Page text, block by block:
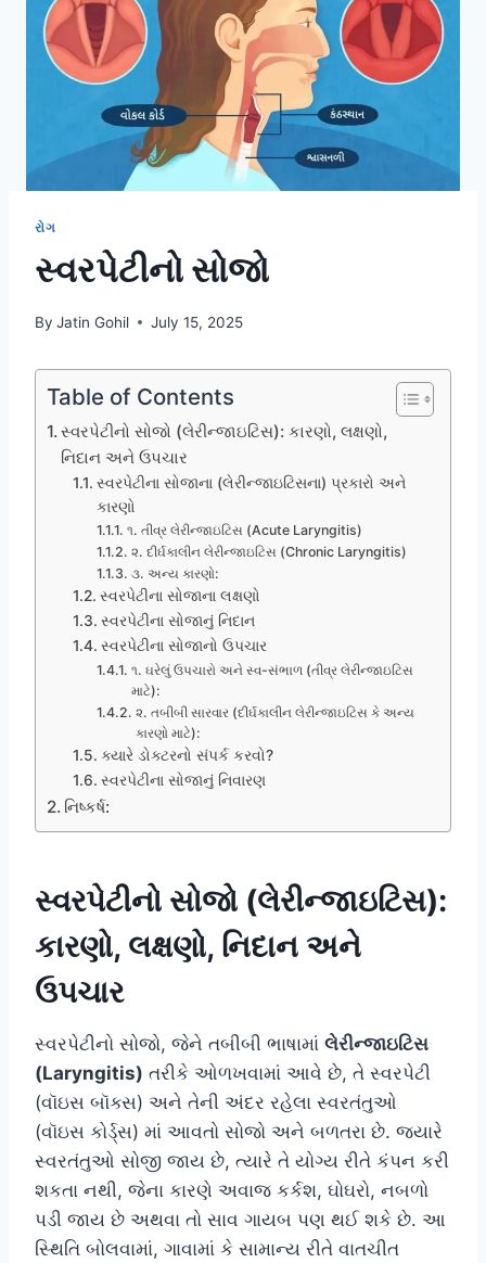
રોગ
સ્વરપેટીનો સોજો
By Jatin Gohil July 15, 2025
Table of Contents
સ્વરપેટીનો સોજો (લેરીન્જાઇટિસ): કારણો, લક્ષણો,
નિદાન અને ઉપચાર
સ્વરપેટીના સોજાના (લેરીન્જાઇટિસના) પ્રકારો અને
કારણો
૧. તીવ્ર લેરીન્જાઇટિસ (Acute Laryngitis)
૨. દીર્ઘકાલીન લેરીન્જાઇટિસ (Chronic Laryngitis)
૩. અન્ય કારણો:
સ્વરપેટીના સોજાના લક્ષણો
સ્વરપેટીના સોજાનું નિદાન
સ્વરપેટીના સોજાનો ઉપચાર
૧. ઘરેલું ઉપચારો અને સ્વ-સંભાળ (તીવ્ર લેરીન્જાઇટિસ
માટે):
૨. તબીબી સારવાર (દીર્ઘકાલીન લેરીન્જાઇટિસ કે અન્ય
કારણો માટે):
ક્યારે ડોક્ટરનો સંપર્ક કરવો?
સ્વરપેટીના સોજાનું નિવારણ
નિષ્કર્ષ:
સ્વરપેટીનો સોજો (લેરીન્જાઇટિસ):
કારણો, લક્ષણો, નિદાન અને
ઉપચાર
સ્વરપેટીનો સોજો, જેને તબીબી ભાષામાં લેરીન્જાઇટિસ
(Laryngitis) તરીકે ઓળખવામાં આવે છે, તે સ્વરપેટી
(વૉઇસ બૉક્સ) અને તેની અંદર રહેલા સ્વરતંતુઓ
(વૉઇસ કોર્ડ્સ) માં આવતો સોજો અને બળતરા છે. જ્યારે
સ્વરતંતુઓ સોજી જાય છે, ત્યારે તે યોગ્ય રીતે કંપન કરી
શકતા નથી, જેના કારણે અવાજ કર્કશ, ઘોઘરો, નબળો
પડી જાય છે અથવા તો સાવ ગાયબ પણ થઈ શકે છે. આ
સ્થિતિ બોલવામાં, ગાવામાં કે સામાન્ય રીતે વાતચીત